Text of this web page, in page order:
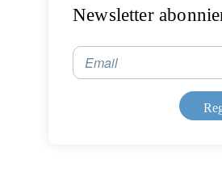
Newsletter
Email